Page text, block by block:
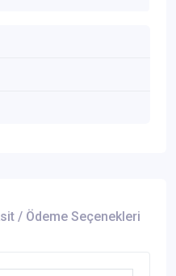
/ Ödeme Seçenekleri